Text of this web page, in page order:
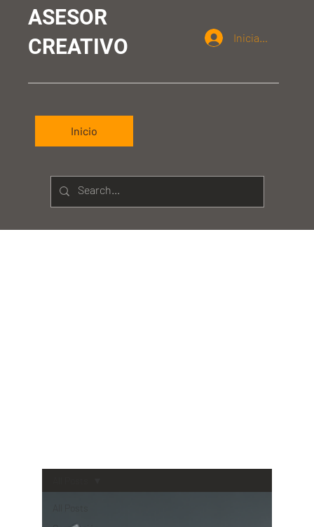
Inicio
Iniciar sesión
ASESOR
CREATIVO